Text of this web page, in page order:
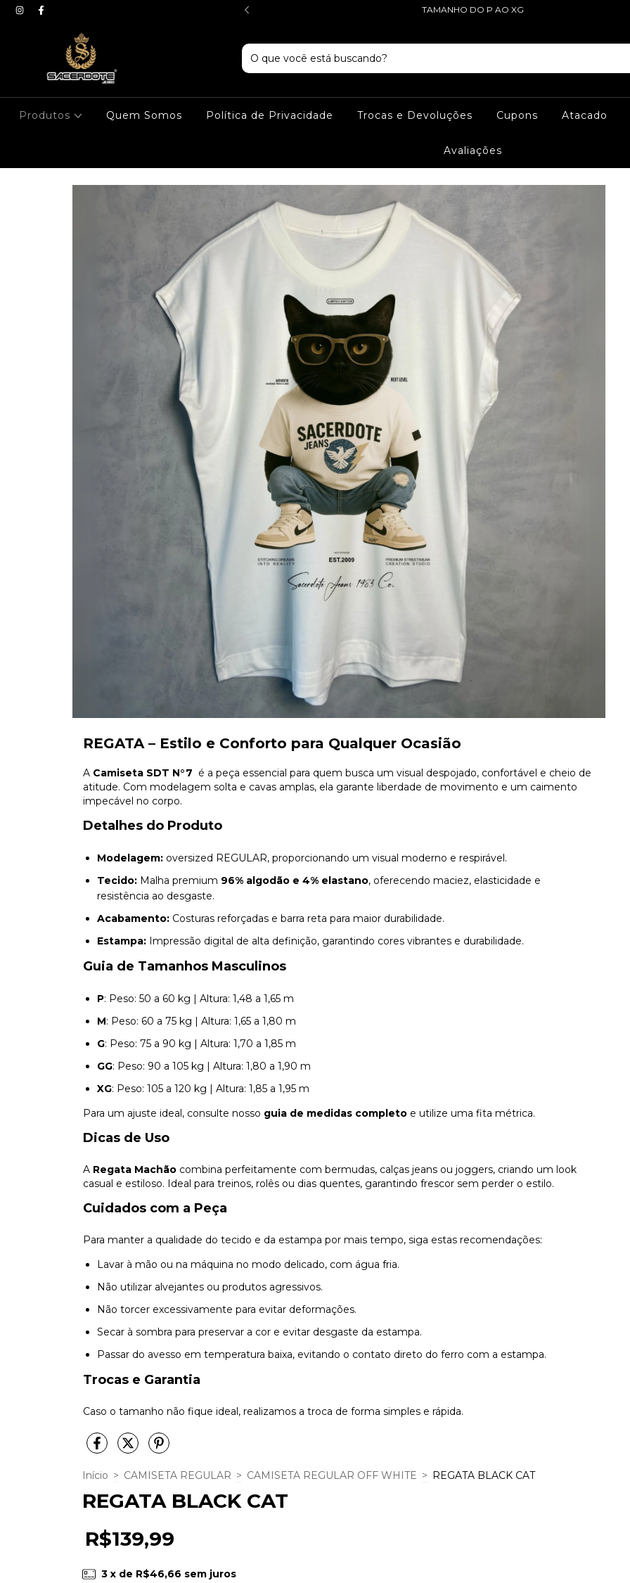
PREMIUM TAMANHO DO P AO XG
Produtos Quem Somos Política de Privacidade Trocas e Devoluções Cupons Atacado
Avaliações
REGATA – Estilo e Conforto para Qualquer Ocasião
A Camiseta SDT N°7 é a peça essencial para quem busca um visual despojado, confortável e cheio de
atitude. Com modelagem solta e cavas amplas, ela garante liberdade de movimento e um caimento
impecável no corpo.
Detalhes do Produto
Modelagem: oversized REGULAR, proporcionando um visual moderno e respirável.
Tecido: Malha premium 96% algodão e 4% elastano, oferecendo maciez, elasticidade e
resistência ao desgaste.
Acabamento: Costuras reforçadas e barra reta para maior durabilidade.
Estampa: Impressão digital de alta definição, garantindo cores vibrantes e durabilidade.
Guia de Tamanhos Masculinos
P: Peso: 50 a 60 kg | Altura: 1,48 a 1,65 m
M: Peso: 60 a 75 kg | Altura: 1,65 a 1,80 m
G: Peso: 75 a 90 kg | Altura: 1,70 a 1,85 m
GG: Peso: 90 a 105 kg | Altura: 1,80 a 1,90 m
XG: Peso: 105 a 120 kg | Altura: 1,85 a 1,95 m
Para um ajuste ideal, consulte nosso guia de medidas completo e utilize uma fita métrica.
Dicas de Uso
A Regata Machão combina perfeitamente com bermudas, calças jeans ou joggers, criando um look
casual e estiloso. Ideal para treinos, rolês ou dias quentes, garantindo frescor sem perder o estilo.
Cuidados com a Peça
Para manter a qualidade do tecido e da estampa por mais tempo, siga estas recomendações:
Lavar à mão ou na máquina no modo delicado, com água fria.
Não utilizar alvejantes ou produtos agressivos.
Não torcer excessivamente para evitar deformações.
Secar à sombra para preservar a cor e evitar desgaste da estampa.
Passar do avesso em temperatura baixa, evitando o contato direto do ferro com a estampa.
Trocas e Garantia
Caso o tamanho não fique ideal, realizamos a troca de forma simples e rápida.
Início > CAMISETA REGULAR > CAMISETA REGULAR OFF WHITE > REGATA BLACK CAT
REGATA BLACK CAT
R$139,99
3 x de R$46,66 sem juros